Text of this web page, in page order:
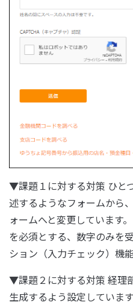
▼課題１に対する対策 ひと
述するようなフォームから
ォームへと変更しています
を必須とする、数字のみを
ション（入力チェック）機
▼課題２に対する対策 経理
生成するよう設定していま